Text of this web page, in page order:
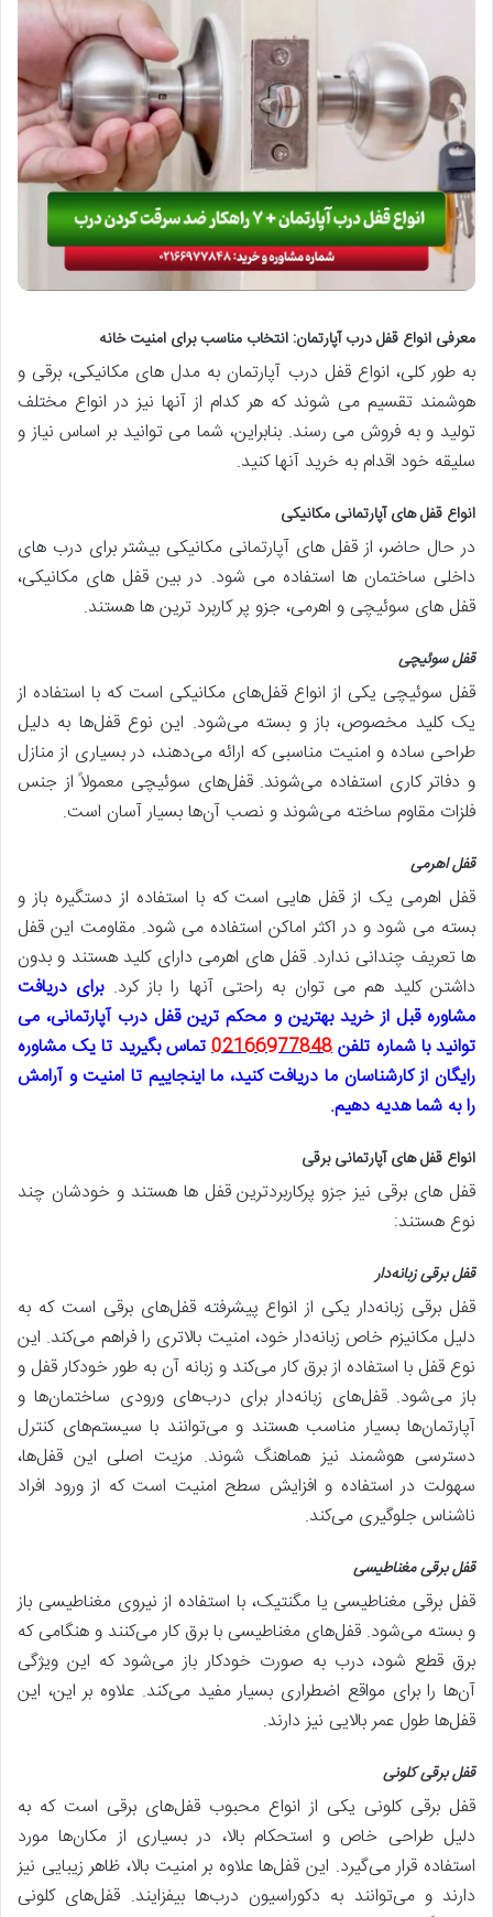
معرفی انواع قفل درب آپارتمان: انتخاب مناسب برای امنیت خانه
به طور کلی، انواع قفل درب آپارتمان به مدل های مکانیکی، برقی و
هوشمند تقسیم می شوند که هر کدام از آنها نیز در انواع مختلف
تولید و به فروش می رسند. بنابراین، شما می توانید بر اساس نیاز و
سلیقه خود اقدام به خرید آنها کنید.
انواع قفل های آپارتمانی مکانیکی
در حال حاضر، از قفل های آپارتمانی مکانیکی بیشتر برای درب های
داخلی ساختمان ها استفاده می شود. در بین قفل های مکانیکی،
قفل های سوئیچی و اهرمی، جزو پر کاربرد ترین ها هستند.
قفل سوئیچی
قفل سوئیچی یکی از انواع قفل‌های مکانیکی است که با استفاده از
یک کلید مخصوص، باز و بسته می‌شود. این نوع قفل‌ها به دلیل
طراحی ساده و امنیت مناسبی که ارائه می‌دهند، در بسیاری از منازل
و دفاتر کاری استفاده می‌شوند. قفل‌های سوئیچی معمولاً از جنس
فلزات مقاوم ساخته می‌شوند و نصب آن‌ها بسیار آسان است.
قفل اهرمی
قفل اهرمی یک از قفل هایی است که با استفاده از دستگیره باز و
بسته می شود و در اکثر اماکن استفاده می شود. مقاومت این قفل
ها تعریف چندانی ندارد. قفل های اهرمی دارای کلید هستند و بدون
داشتن کلید هم می توان به راحتی آنها را باز کرد.برای دریافت
مشاوره قبل از خرید بهترین و محکم ترین قفل درب آپارتمانی، می
توانید با شماره تلفن02166977848تماس بگیرید تا یک مشاوره
رایگان از کارشناسان ما دریافت کنید، ما اینجاییم تا امنیت و آرامش
را به شما هدیه دهیم.
انواع قفل های آپارتمانی برقی
قفل های برقی نیز جزو پرکاربردترین قفل ها هستند و خودشان چند
نوع هستند:
قفل برقی زبانه‌دار
قفل برقی زبانه‌دار یکی از انواع پیشرفته قفل‌های برقی است که به
دلیل مکانیزم خاص زبانه‌دار خود، امنیت بالاتری را فراهم می‌کند. این
نوع قفل با استفاده از برق کار می‌کند و زبانه آن به طور خودکار قفل و
باز می‌شود. قفل‌های زبانه‌دار برای درب‌های ورودی ساختمان‌ها و
آپارتمان‌ها بسیار مناسب هستند و می‌توانند با سیستم‌های کنترل
دسترسی هوشمند نیز هماهنگ شوند. مزیت اصلی این قفل‌ها،
سهولت در استفاده و افزایش سطح امنیت است که از ورود افراد
ناشناس جلوگیری می‌کند.
قفل برقی مغناطیسی
قفل برقی مغناطیسی یا مگنتیک، با استفاده از نیروی مغناطیسی باز
و بسته می‌شود. قفل‌های مغناطیسی با برق کار می‌کنند و هنگامی که
برق قطع شود، درب به صورت خودکار باز می‌شود که این ویژگی
آن‌ها را برای مواقع اضطراری بسیار مفید می‌کند. علاوه بر این، این
قفل‌ها طول عمر بالایی نیز دارند.
قفل برقی کلونی
قفل برقی کلونی یکی از انواع محبوب قفل‌های برقی است که به
دلیل طراحی خاص و استحکام بالا، در بسیاری از مکان‌ها مورد
استفاده قرار می‌گیرد. این قفل‌ها علاوه بر امنیت بالا، ظاهر زیبایی نیز
دارند و می‌توانند به دکوراسیون درب‌ها بیفزایند. قفل‌های کلونی